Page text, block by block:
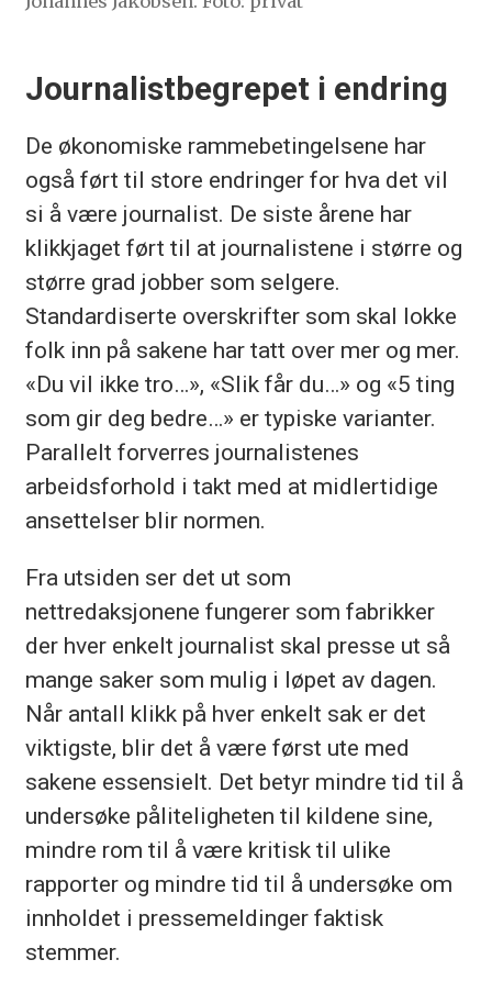
Journalistbegrepet i endring
De økonomiske rammebetingelsene har
også ført til store endringer for hva det vil
si å være journalist. De siste årene har
klikkjaget ført til at journalistene i større og
større grad jobber som selgere.
Standardiserte overskrifter som skal lokke
folk inn på sakene har tatt over mer og mer.
«Du vil ikke tro…», «Slik får du…» og «5 ting
som gir deg bedre…» er typiske varianter.
Parallelt forverres journalistenes
arbeidsforhold i takt med at midlertidige
ansettelser blir normen.
Fra utsiden ser det ut som
nettredaksjonene fungerer som fabrikker
der hver enkelt journalist skal presse ut så
mange saker som mulig i løpet av dagen.
Når antall klikk på hver enkelt sak er det
viktigste, blir det å være først ute med
sakene essensielt. Det betyr mindre tid til å
undersøke påliteligheten til kildene sine,
mindre rom til å være kritisk til ulike
rapporter og mindre tid til å undersøke om
innholdet i pressemeldinger faktisk
stemmer.